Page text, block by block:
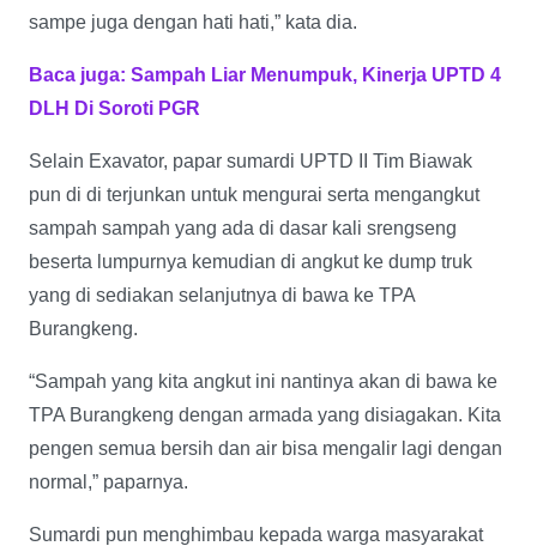
sampe juga dengan hati hati,” kata dia.
Baca juga: Sampah Liar Menumpuk, Kinerja UPTD 4
DLH Di Soroti PGR
Selain Exavator, papar sumardi UPTD II Tim Biawak
pun di di terjunkan untuk mengurai serta mengangkut
sampah sampah yang ada di dasar kali srengseng
beserta lumpurnya kemudian di angkut ke dump truk
yang di sediakan selanjutnya di bawa ke TPA
Burangkeng.
“Sampah yang kita angkut ini nantinya akan di bawa ke
TPA Burangkeng dengan armada yang disiagakan. Kita
pengen semua bersih dan air bisa mengalir lagi dengan
normal,” paparnya.
Sumardi pun menghimbau kepada warga masyarakat